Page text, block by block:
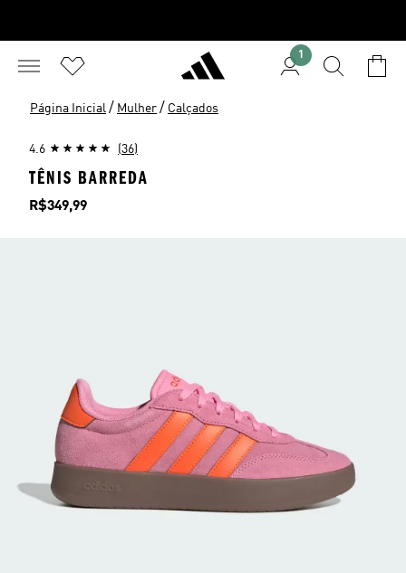
1
Página Inicial / Mulher / Calçados
4.6 (36)
TÊNIS BARREDA
Preço
R$349,99